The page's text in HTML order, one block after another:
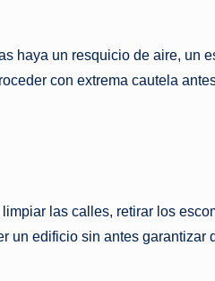
haya un resquicio de aire, un
con extrema cautela
las calles, retirar los
un edificio sin antes garantizar